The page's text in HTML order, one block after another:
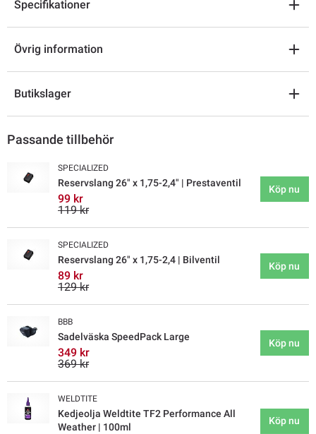
Specifikationer
Övrig information
Butikslager
Passande tillbehör
SPECIALIZED
Reservslang 26" x 1,75-2,4" | Prestaventil
99 kr
119 kr
Köp nu
SPECIALIZED
Reservslang 26" x 1,75-2,4 | Bilventil
89 kr
129 kr
Köp nu
BBB
Sadelväska SpeedPack Large
349 kr
369 kr
Köp nu
WELDTITE
Kedjeolja Weldtite TF2 Performance All
Weather | 100ml
Köp nu